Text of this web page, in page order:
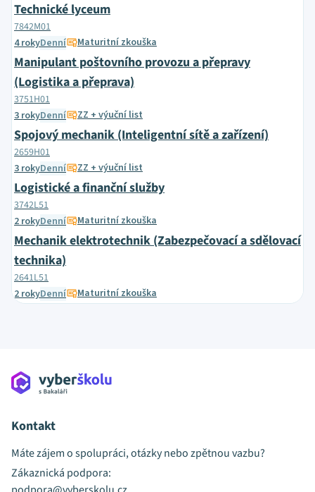
Technické lyceum
7842M01
4 rokyDenní Maturitní zkouška
Manipulant poštovního provozu a přepravy
(Logistika a přeprava)
3751H01
3 rokyDenní ZZ + výuční list
Spojový mechanik (Inteligentní sítě a zařízení)
2659H01
3 rokyDenní ZZ + výuční list
Logistické a finanční služby
3742L51
2 rokyDenní Maturitní zkouška
Mechanik elektrotechnik (Zabezpečovací a sdělovací
technika)
2641L51
2 rokyDenní Maturitní zkouška
Kontakt
Máte zájem o spolupráci, otázky nebo zpětnou vazbu?
Zákaznická podpora: